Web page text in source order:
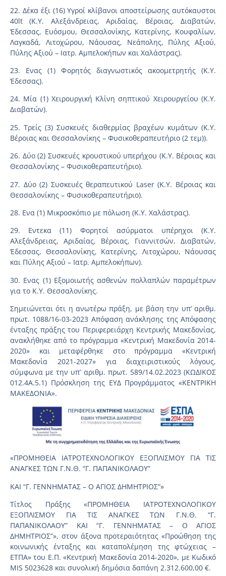
22. Δέκα έξι (16) Υγροί κλίβανοι αποστείρωσης αυτόκαυστοι
40lt (Κ.Υ. Αλεξάνδρειας, Αριδαίας, Βέροιας, Διαβατών,
Έδεσσας, Ευόσμου, Θεσσαλονίκης, Κατερίνης, Κουφαλίων,
Λαγκαδά, Λιτοχώρου, Νάουσας, Νεάπολης, Πύλης Αξιού,
Πύλης Αξιού – Ιατρ. Αμπελοκήπων και Χαλάστρας).
23. Ενας (1) Φορητός διαγνωστικός ακοομετρητής (Κ.Υ.
Έδεσσας).
24. Μία (1) Χειρουργική Κλίνη σηπτικού Χειρουργείου (Κ.Υ.
Διαβατών).
25. Τρείς (3) Συσκευές διαθερμίας βραχέων κυμάτων (Κ.Υ.
Βέροιας και Θεσσαλονίκης – Φυσικοθεραπευτήριο (2 τεμ)).
26. Δύο (2) Συσκευές κρουστικού υπερήχου (Κ.Υ. Βέροιας και
Θεσσαλονίκης – Φυσικοθεραπευτήριο).
27. Δύο (2) Συσκευές θεραπευτικού Laser (Κ.Υ. Βέροιας και
Θεσσαλονίκης – Φυσικοθεραπευτήριο).
28. Ενα (1) Μικροσκόπιο με πόλωση (Κ.Υ. Χαλάστρας).
29. Εντεκα (11) Φορητοί ασύρματοι υπέρηχοι (Κ.Υ.
Αλεξάνδρειας, Αριδαίας, Βέροιας, Γιαννιτσών, Διαβατών,
Έδεσσας, Θεσσαλονίκης, Κατερίνης, Λιτοχώρου, Νάουσας
και Πύλης Αξιού – Ιατρ. Αμπελοκήπων).
30. Ενας (1) Εξομοιωτής ασθενών πολλαπλών παραμέτρων
για το Κ.Υ. Θεσσαλονίκης.
Σημειώνεται ότι η ανωτέρω πράξη, με βάση την υπ’ αριθμ.
πρωτ. 1088/16-03-2023 Απόφαση ανάκλησης της Απόφασης
ένταξης πράξης του Περιφερειάρχη Κεντρικής Μακεδονίας,
ανακλήθηκε από το πρόγραμμα «Κεντρική Μακεδονία 2014-
2020» και μεταφέρθηκε στο πρόγραμμα «Κεντρική
Μακεδονία 2021-2027» για διαχειριστικούς λόγους,
σύμφωνα με την υπ’ αριθμ. πρωτ. 589/14.02.2023 (ΚΩΔΙΚΟΣ
012.4Α.5.1) Πρόσκληση της ΕΥΔ Προγράμματος «ΚΕΝΤΡΙΚΗ
ΜΑΚΕΔΟΝΙΑ».
«ΠΡΟΜΗΘΕΙΑ ΙΑΤΡΟΤΕΧΝΟΛΟΓΙΚΟΥ ΕΞΟΠΛΙΣΜΟΥ ΓΙΑ ΤΙΣ
ΑΝΑΓΚΕΣ ΤΩΝ Γ.Ν.Θ. “Γ. ΠΑΠΑΝΙΚΟΛΑΟΥ”
ΚΑΙ “Γ. ΓΕΝΝΗΜΑΤΑΣ – Ο ΑΓΙΟΣ ΔΗΜΗΤΡΙΟΣ”»
Τίτλος Πράξης «ΠΡΟΜΗΘΕΙΑ ΙΑΤΡΟΤΕΧΝΟΛΟΓΙΚΟΥ
ΕΞΟΠΛΙΣΜΟΥ ΓΙΑ ΤΙΣ ΑΝΑΓΚΕΣ ΤΩΝ Γ.Ν.Θ. “Γ.
ΠΑΠΑΝΙΚΟΛΑΟΥ” ΚΑΙ “Γ. ΓΕΝΝΗΜΑΤΑΣ – Ο ΑΓΙΟΣ
ΔΗΜΗΤΡΙΟΣ”», στον άξονα προτεραιότητας «Προώθηση της
κοινωνικής ένταξης και καταπολέμηση της φτώχειας –
ΕΤΠΑ» του Ε.Π. «Κεντρική Μακεδονία 2014-2020», με Κωδικό
MIS 5023628 και συνολική δημόσια δαπάνη 2.312.600,00 €.